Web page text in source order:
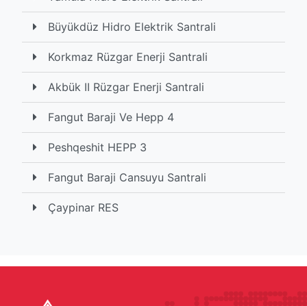
Büyükdüz Hidro Elektrik Santrali
Korkmaz Rüzgar Enerji Santrali
Akbük II Rüzgar Enerji Santrali
Fangut Baraji Ve Hepp 4
Peshqeshit HEPP 3
Fangut Baraji Cansuyu Santrali
Çaypinar RES